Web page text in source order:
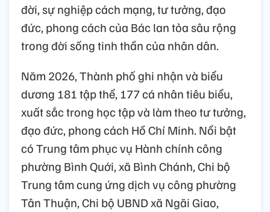
đời, sự nghiệp cách mạng, tư tưởng, đạo
đức, phong cách của Bác lan tỏa sâu rộng
trong đời sống tinh thần của nhân dân.
Năm 2026, Thành phố ghi nhận và biểu
dương 181 tập thể, 177 cá nhân tiêu biểu,
xuất sắc trong học tập và làm theo tư tưởng,
đạo đức, phong cách Hồ Chí Minh. Nổi bật
có Trung tâm phục vụ Hành chính công
phường Bình Quới, xã Bình Chánh, Chi bộ
Trung tâm cung ứng dịch vụ công phường
Tân Thuận, Chi bộ UBND xã Ngãi Giao,